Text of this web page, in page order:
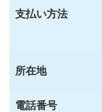
支払い方法
所在地
電話番号